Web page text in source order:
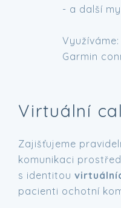
- a další
Garmin
Virtuální
Zajišťujeme
komunikaci
s identitou
pacienti ochotní